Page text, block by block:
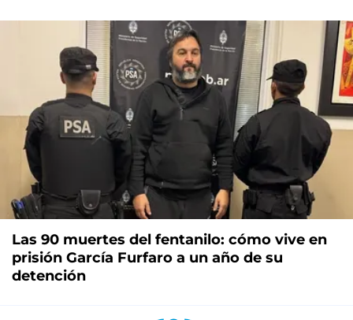
Las 90 muertes del fentanilo: cómo vive en
prisión García Furfaro a un año de su
detención